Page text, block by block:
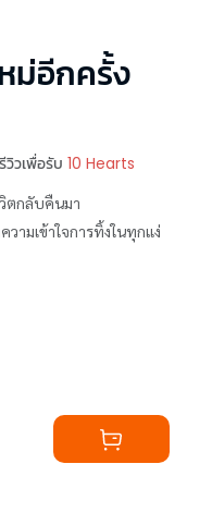
ม่อีกครั้ง
วิวเพื่อรับ 10 Hearts
ตกลับคืนมา
ามเข้าใจการทิ้งในทุกแง่